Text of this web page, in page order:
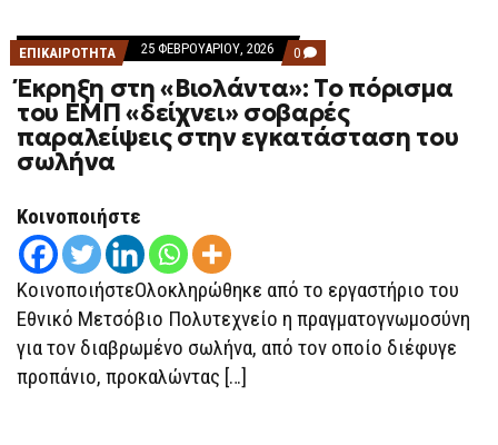
ΕΠΙΚΑΙΡΟΤΗΤΑ 25 ΦΕΒΡΟΥΑΡΊΟΥ, 2026 0 COMMENTS
ON
ΈΚΡΗΞΗ
ΣΤΗ
«ΒΙΟΛΆΝΤΑ»:
ΤΟ
ΤΟΥ
ΣΩΛΉΝΑ
Έκρηξη στη «Βιολάντα»: Το πόρισμα
του ΕΜΠ «δείχνει» σοβαρές
παραλείψεις στην εγκατάσταση του
σωλήνα
Κοινοποιήστε
ΚοινοποιήστεΟλοκληρώθηκε από το εργαστήριο του
Εθνικό Μετσόβιο Πολυτεχνείο η πραγματογνωμοσύνη
για τον διαβρωμένο σωλήνα, από τον οποίο διέφυγε
προπάνιο, προκαλώντας […]